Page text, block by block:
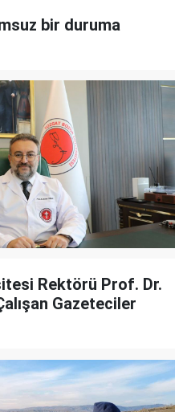
bir duruma
Rektörü Prof. Dr.
Gazeteciler